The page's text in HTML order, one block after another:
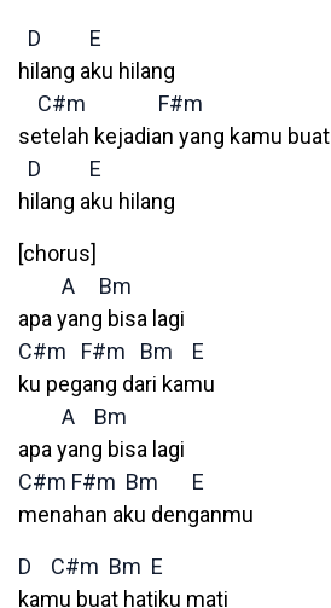
D
E
hilang aku hilang
C#m
F#m
setelah kejadian yang kamu buat
D
E
hilang aku hilang
[chorus]
A
Bm
apa yang bisa lagi
C#m
F#m Bm
E
ku pegang dari kamu
A
Bm
apa yang bisa lagi
C#m F#m Bm
E
menahan aku denganmu
D C#m Bm E
kamu buat hatiku mati